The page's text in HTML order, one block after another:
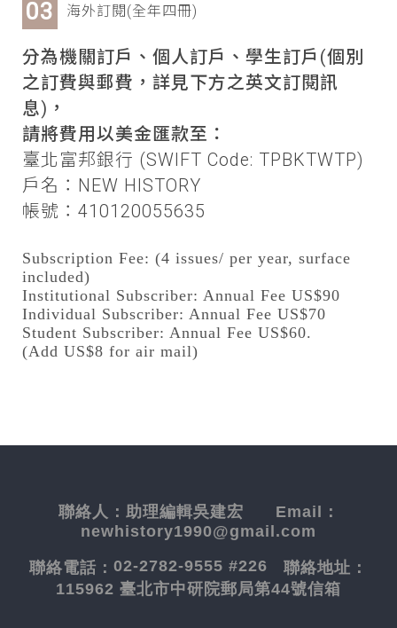
海外訂閱(全年四冊)
分為機關訂戶、個人訂戶、學生訂戶(個別
之訂費與郵費，詳見下方之英文訂閱訊
息)，
請將費用以美金匯款至：
臺北富邦銀行 (SWIFT Code: TPBKTWTP)
戶名：NEW HISTORY
帳號：410120055635
Subscription Fee: (4 issues/ per year, surface
included)
Institutional Subscriber: Annual Fee US$90
Individual Subscriber: Annual Fee US$70
Student Subscriber: Annual Fee US$60.
(Add US$8 for air mail)
聯絡人： 助理編輯吳建宏 Email：
newhistory1990@gmail.com
聯絡電話： 02-2782-9555 #226 聯絡地址：
115962 臺北市中研院郵局第44號信箱